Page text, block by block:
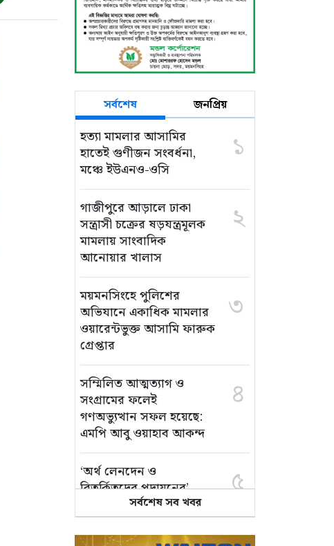
সর্বশেষ জনপ্রিয়
হত্যা মামলার আসামির
হাতেই গুণীজন সংবর্ধনা,
মঞ্চে ইউএনও-ওসি
১
গাজীপুরে আড়ালে ঢাকা
সন্ত্রাসী চক্রের ষড়যন্ত্রমূলক
মামলায় সাংবাদিক
আনোয়ার খালাস
২
ময়মনসিংহে পুলিশের
অভিযানে একাধিক মামলার
ওয়ারেন্টভুক্ত আসামি ফারুক
গ্রেপ্তার
৩
সম্মিলিত আত্মত্যাগ ও
সংগ্রামের ফলেই
গণঅভ্যুত্থান সফল হয়েছে:
এমপি আবু ওয়াহাব আকন্দ
৪
‘অর্থ লেনদেন ও
বিতর্কিতদের পদায়নের’
অভিযোগ, ঈশ্বরগঞ্জে
ছাত্রলীগের একাংশের ঝাড়ু
মিছিল
৫
সর্বশেষ সব খবর